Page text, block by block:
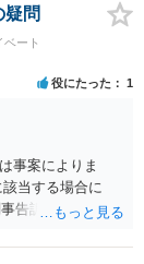
報開示の場合
。 また、された
であり、数万円
交渉して相手方
問
ート
役にたった 1
事案によりま
当する場合に
告訴に動くかど
いので、少しで